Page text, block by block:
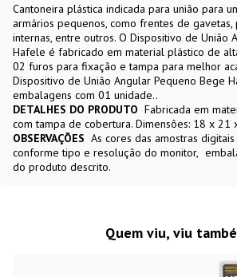
Cantoneira plástica indicada para união para
armários pequenos, como frentes de gavetas,
internas, entre outros. O Dispositivo de União
Hafele é fabricado em material plástico de
02 furos para fixação e tampa para melhor
Dispositivo de União Angular Pequeno Bege
embalagens com 01 unidade..
DETALHES DO PRODUTO Fabricada em
com tampa de cobertura. Dimensões: 18 x 21
OBSERVAÇÕES As cores das amostras
conforme tipo e resolução do monitor
do produto descrito.
Quem viu, viu